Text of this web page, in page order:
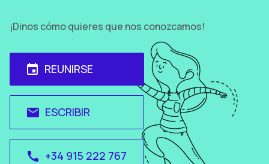
¡Dinos cómo quieres que nos conozcamos!
event REUNIRSE
email ESCRIBIR
call +34 915 222 767